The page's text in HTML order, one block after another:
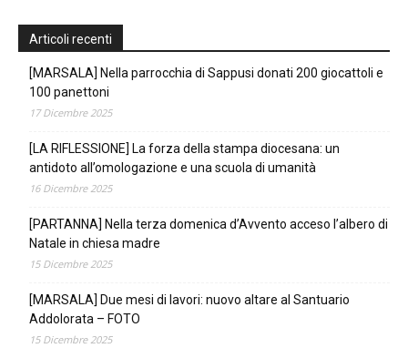
Articoli recenti
[MARSALA] Nella parrocchia di Sappusi donati 200 giocattoli e
100 panettoni
17 Dicembre 2025
[LA RIFLESSIONE] La forza della stampa diocesana: un
antidoto all’omologazione e una scuola di umanità
16 Dicembre 2025
[PARTANNA] Nella terza domenica d’Avvento acceso l’albero di
Natale in chiesa madre
15 Dicembre 2025
[MARSALA] Due mesi di lavori: nuovo altare al Santuario
Addolorata – FOTO
15 Dicembre 2025